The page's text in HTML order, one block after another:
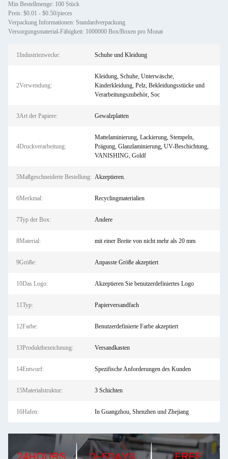
Min Bestellmenge: 100 Stück
Preis: $0.01 - $0.50/pieces
Verpackung Informationen: Standardverpackung
Versorgungsmaterial-Fähigkeit: 1000000 Box/Boxen pro Monat
1Industriezwecke: Schuhe und Kleidung
2Verwendung:
Kleidung, Schuhe, Unterwäsche,
Kinderkleidung, Pelz, Bekleidungsstücke und
Verarbeitungszubehör, Soc
3Art der Papiere: Gewalzplatten
4Druckverarbeitung:
Mattelaminierung, Lackierung, Stempeln,
Prägung, Glanzlaminierung, UV-Beschichtung,
VANISHING, Goldf
5Maßgeschneiderte Bestellung: Akzeptieren.
6Merkmal: Recyclingmaterialien
7Typ der Box: Andere
8Material: mit einer Breite von nicht mehr als 20 mm
9Größe: Anpasste Größe akzeptiert
10Das Logo: Akzeptieren Sie benutzerdefiniertes Logo
11Typ: Papierversandfach
12Farbe: Benutzerdefinierte Farbe akzeptiert
13Produktbezeichnung: Versandkasten
14Entwurf: Spezifische Anforderungen des Kunden
15Materialstruktur: 3 Schichten
16Hafen: In Guangzhou, Shenzhen und Zhejiang